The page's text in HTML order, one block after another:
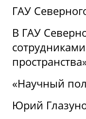
ГАУ
В ГАУ
«Научный
Юрий